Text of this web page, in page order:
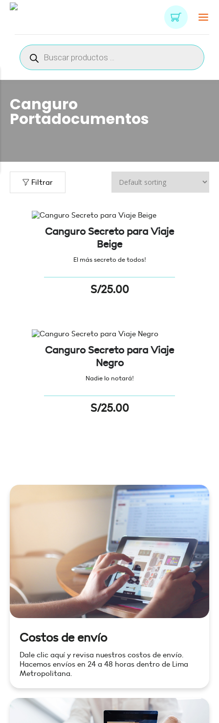
Búsqueda
de
productos
Canguro
Portadocumentos
Filtrar
Canguro Secreto para Viaje
Beige
El más secreto de todos!
S/25.00
Canguro Secreto para Viaje
Negro
Nadie lo notará!
S/25.00
Costos de envío
Dale clic aquí y revisa nuestros costos de envío.
Hacemos envíos en 24 a 48 horas dentro de Lima
Metropolitana.